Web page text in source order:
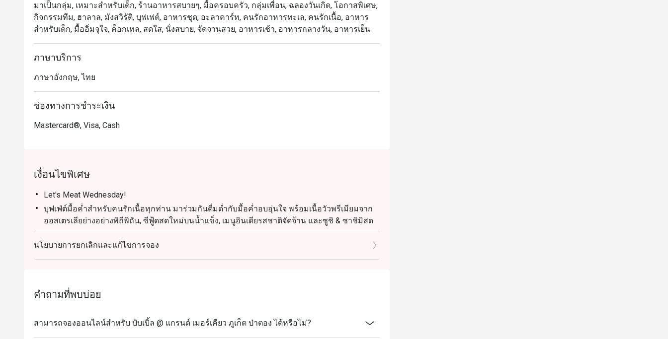
เชิญชวนคนรักเนื้อทุกท่านมาสัมผัสบุฟเฟ่ต์อบอุ่นใจ ด้วยเนื้อวัวพรีเมียมจากออสเตรเลียย่างอย่าง
พิถีพิถัน ซีฟู้ดออนไอซ์ เมนูอินเดียรสจัดจ้าน และซูชิ & ซาชิมิสดใหม่ ทั้งหมดเพียง 890 บาท ร่วมแชร์
ประสบการณ์มื้อค่ำสุดพิเศษกับครอบครัวและเพื่อน ๆ ในบรรยากาศอบอุ่น
เวลา: 18:00 – 22:00 | ราคา: 890 บาทสุทธิ/ท่าน
เด็กอายุ 4–12 ปี: ลด 50% | เด็กอายุต่ำกว่า 4 ปี: ฟรี
Grand Seafood Buffet – ทุกวันศุกร์
ยกระดับสุดสัปดาห์ของคุณกับบุฟเฟ่ต์ซีฟู้ดสุดยิ่งใหญ่ ไฮไลท์รวมถึงถาดซีฟู้ดออนไอซ์ เช่น กั้ง
ล็อบสเตอร์ หอยนางรม นำเข้าฝรั่งเศส กุ้งแม่น้ำ และซาชิมิญี่ปุ่น พร้อมสลัด ซุป และขนมปังอบสดใหม่
เวลา: 18:00 – 22:00 | ราคา: 1,390 บาทสุทธิ/ท่าน
มาเป็นกลุ่ม, เหมาะสำหรับเด็ก, ร้านอาหารสบายๆ, มื้อครอบครัว, กลุ่มเพื่อน, ฉลองวันเกิด, โอกาสพิเศษ,
กิจกรรมทีม, ฮาลาล, มังสวิรัติ, บุฟเฟต์, อาหารชุด, อะลาคาร์ท, คนรักอาหารทะเล, คนรักเนื้อ, อาหาร
สำหรับเด็ก, มื้ออิ่มจุใจ, ค็อกเทล, สดใส, นั่งสบาย, จัดจานสวย, อาหารเช้า, อาหารกลางวัน, อาหารเย็น
ภาษาบริการ
ภาษาอังกฤษ, ไทย
ช่องทางการชำระเงิน
Mastercard®, Visa, Cash
เงื่อนไขพิเศษ
Let's Meat Wednesday!
บุฟเฟ่ต์มื้อค่ำสำหรับคนรักเนื้อทุกท่าน มาร่วมกันดื่มด่ำกับมื้อค่ำอบอุ่นใจ พร้อมเนื้อวัวพรีเมียมจาก
ออสเตรเลียย่างอย่างพิถีพิถัน, ซีฟู้ดสดใหม่บนน้ำแข็ง, เมนูอินเดียรสชาติจัดจ้าน และซูชิ & ซาชิมิสด
ใหม่ ทุกอย่างเพียง THB 890
วันที่: ทุกวันพุธ
สถานที่: ห้องอาหาร Bubbles Restaurant
ราคา: 890 บาทสุทธิ/ท่าน
ส่วนลดอีททิโกสามารถใช้ได้กับเมนูบุฟเฟ่ต์เท่านั้น ไม่สามารถใช้ได้กับเมนูอาหารจานเดียว
ราคาสุทธิรวมภาษีและค่าบริการแล้ว
นโยบายการยกเลิกและแก้ไขการจอง
คำถามที่พบบ่อย
สามารถจองออนไลน์สำหรับ บับเบิ้ล @ แกรนด์ เมอร์เคียว ภูเก็ต ป่าตอง ได้หรือไม่?